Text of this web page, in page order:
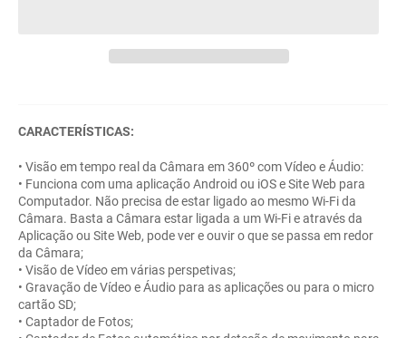
CARACTERÍSTICAS:
• Visão em tempo real da Câmara em 360º com Vídeo e Áudio:
• Funciona com uma aplicação Android ou iOS e Site Web para
Computador. Não precisa de estar ligado ao mesmo Wi-Fi da
Câmara. Basta a Câmara estar ligada a um Wi-Fi e através da
Aplicação ou Site Web, pode ver e ouvir o que se passa em redor
da Câmara;
• Visão de Vídeo em várias perspetivas;
• Gravação de Vídeo e Áudio para as aplicações ou para o micro
cartão SD;
• Captador de Fotos;